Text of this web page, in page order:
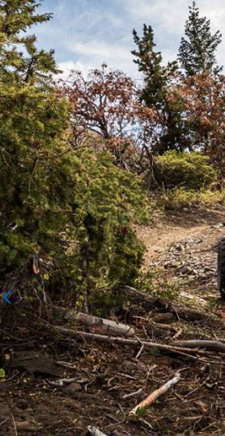
Vente de
et Pays de la